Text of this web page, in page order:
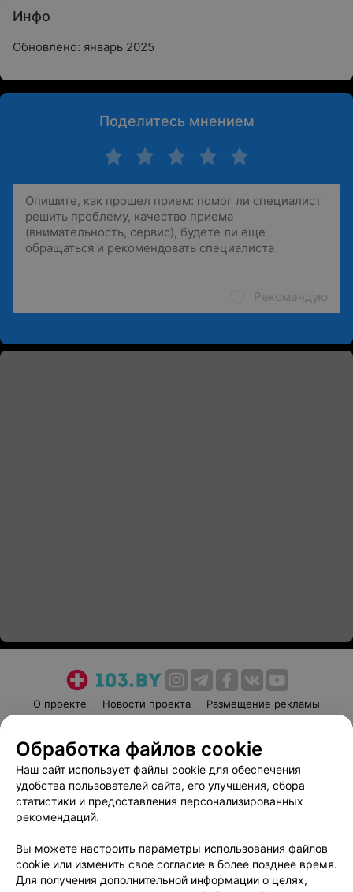
Инфо
Обновлено: январь 2025
Поделитесь мнением
Рекомендую
О проекте Новости проекта
Размещение рекламы
Пользовательское соглашение
Способы оплаты
Вакансии
Партнеры
Написать руководителю 103.by
Обработка персональных данных
Обработка файлов cookie
Наш сайт использует файлы cookie для обеспечения
удобства пользователей сайта, его улучшения, сбора
статистики и предоставления персонализированных
рекомендаций.
Вы можете настроить параметры использования файлов
cookie или изменить свое согласие в более позднее время.
Для получения дополнительной информации о целях,